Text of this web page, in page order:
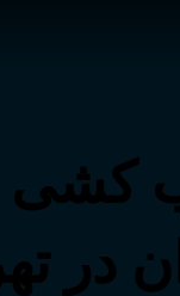
کشی
در